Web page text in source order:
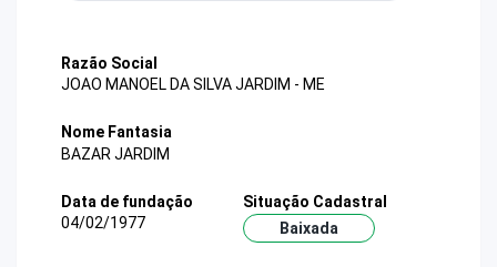
Razão Social
JOAO MANOEL DA SILVA JARDIM - ME
Nome Fantasia
BAZAR JARDIM
Data de fundação
04/02/1977
Situação Cadastral
Baixada